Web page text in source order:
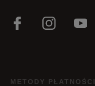
METODY PŁATNOŚCI